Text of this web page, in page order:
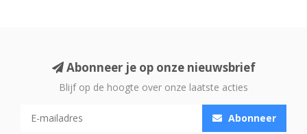
Abonneer je op onze nieuwsbrief
Blijf op de hoogte over onze laatste acties
Abonneer